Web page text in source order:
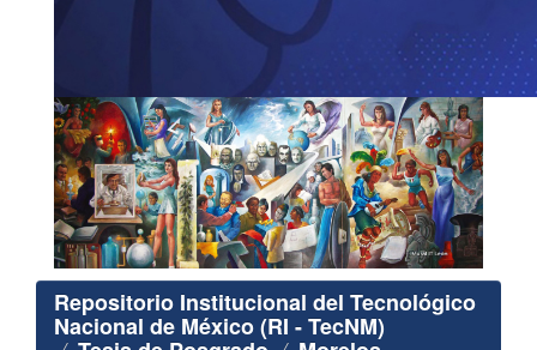
Repositorio Institucional del Tecnológico
Nacional de México (RI - TecNM)